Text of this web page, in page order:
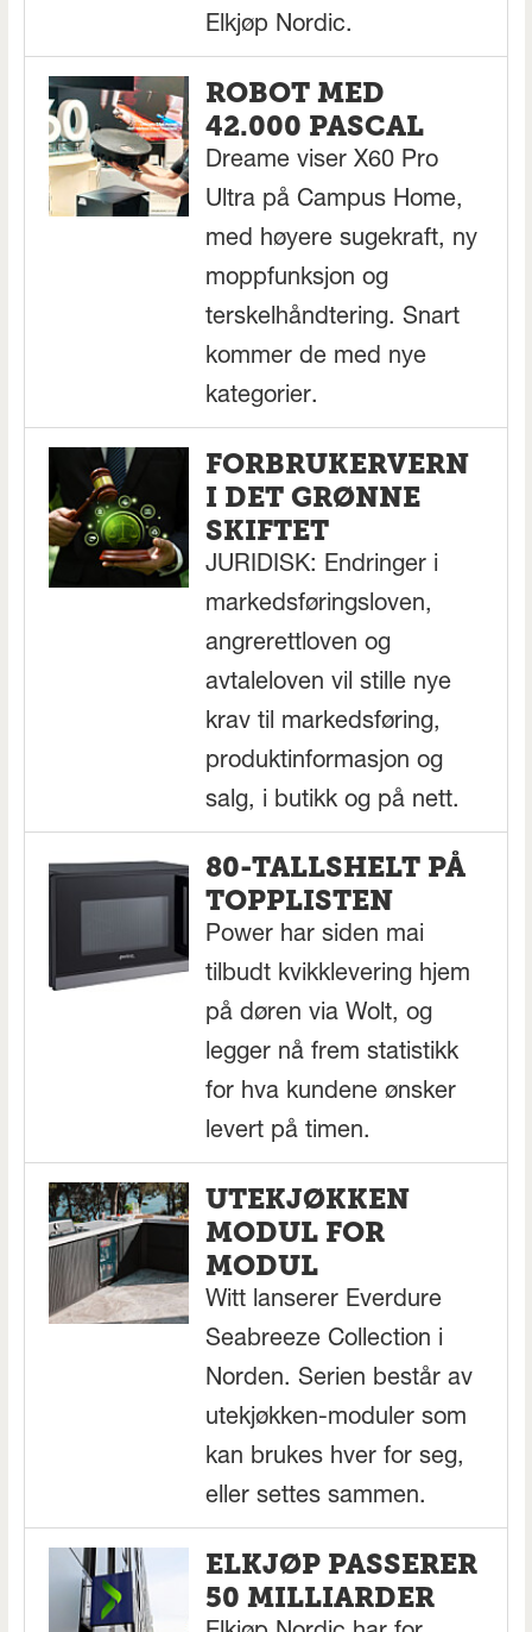
Elkjøp Nordic.
ROBOT MED
42.000 PASCAL
Dreame viser X60 Pro
Ultra på Campus Home,
med høyere sugekraft, ny
moppfunksjon og
terskelhåndtering. Snart
kommer de med nye
kategorier.
FORBRUKERVERN
I DET GRØNNE
SKIFTET
JURIDISK: Endringer i
markedsføringsloven,
angrerettloven og
avtaleloven vil stille nye
krav til markedsføring,
produktinformasjon og
salg, i butikk og på nett.
80-TALLSHELT PÅ
TOPPLISTEN
Power har siden mai
tilbudt kvikklevering hjem
på døren via Wolt, og
legger nå frem statistikk
for hva kundene ønsker
levert på timen.
UTEKJØKKEN
MODUL FOR
MODUL
Witt lanserer Everdure
Seabreeze Collection i
Norden. Serien består av
utekjøkken-moduler som
kan brukes hver for seg,
eller settes sammen.
ELKJØP PASSERER
50 MILLIARDER